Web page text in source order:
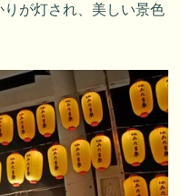
が灯され、美しい景色